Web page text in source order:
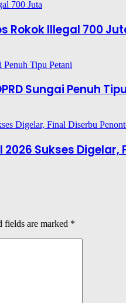
Rokok Illegal 700
Sungai Penuh
2026 Sukses
fields are marked *